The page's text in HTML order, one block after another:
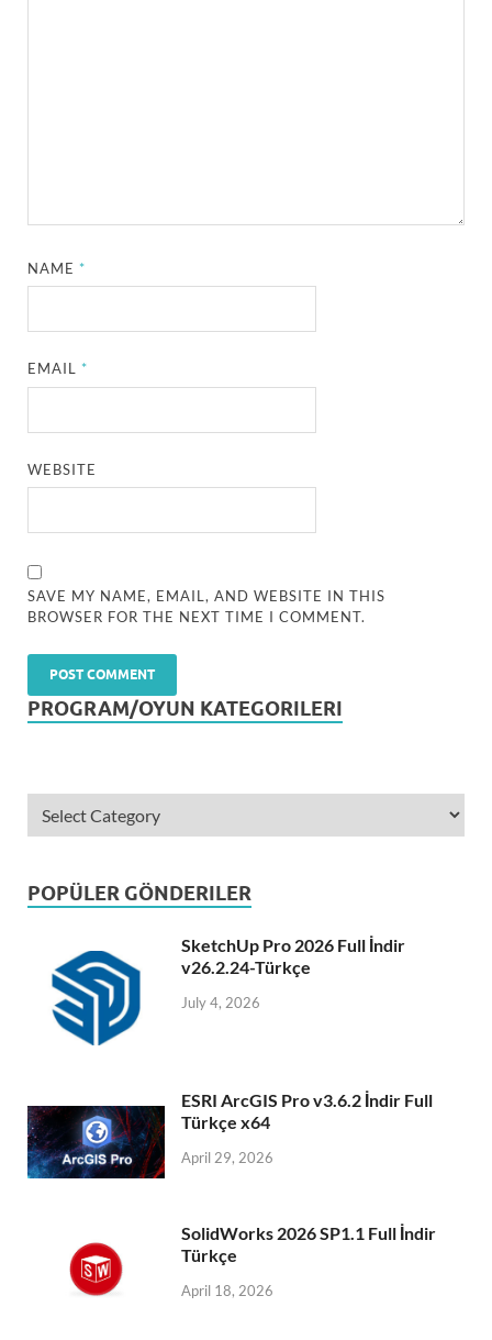
NAME*
EMAIL*
WEBSITE
SAVE MY NAME, EMAIL, AND WEBSITE IN THIS
BROWSER FOR THE NEXT TIME I COMMENT.
PROGRAM/OYUN KATEGORILERI
POPÜLER GÖNDERILER
SketchUp Pro 2026 Full İndir
v26.2.24-Türkçe
July 4, 2026
ESRI ArcGIS Pro v3.6.2 İndir Full
Türkçe x64
April 29, 2026
SolidWorks 2026 SP1.1 Full İndir
Türkçe
April 18, 2026